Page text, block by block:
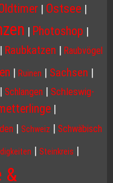
| Ostsee |
| Photoshop |
| Raubkatzen | Raubvögel
| Ruinen | Sachsen |
| Schlangen | Schleswig-
|
| Schweiz | Schwäbisch
| Steinkreis |
&